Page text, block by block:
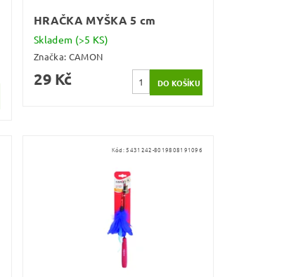
HRAČKA MYŠKA 5 cm
Skladem (>5 KS)
Značka: CAMON
29 Kč
Kód:5431242-8019808191096